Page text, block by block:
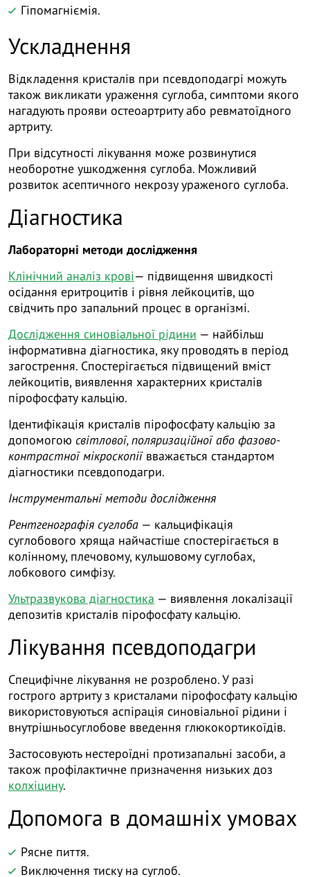
Гіпомагніємія.
Ускладнення
Відкладення кристалів при псевдоподагрі можуть
також викликати ураження суглоба, симптоми якого
нагадують прояви остеоартриту або ревматоїдного
артриту.
При відсутності лікування може розвинутися
необоротне ушкодження суглоба. Можливий
розвиток асептичного некрозу ураженого суглоба.
Діагностика
Лабораторні методи дослідження
Клінічний аналіз крові— підвищення швидкості
осідання еритроцитів і рівня лейкоцитів, що
свідчить про запальний процес в організмі.
Дослідження синовіальної рідини — найбільш
інформативна діагностика, яку проводять в період
загострення. Спостерігається підвищений вміст
лейкоцитів, виявлення характерних кристалів
пірофосфату кальцію.
Ідентифікація кристалів пірофосфату кальцію за
допомогою світлової, поляризаційної або фазово-
контрастної мікроскопіївважається стандартом
діагностики псевдоподагри.
Інструментальні методи дослідження
Рентгенографія суглоба — кальцифікація
суглобового хряща найчастіше спостерігається в
колінному, плечовому, кульшовому суглобах,
лобкового симфізу.
Ультразвукова діагностика — виявлення локалізації
депозитів кристалів пірофосфату кальцію.
Лікування псевдоподагри
Специфічне лікування не розроблено. У разі
гострого артриту з кристалами пірофосфату кальцію
використовуються аспірація синовіальної рідини і
внутрішньосуглобове введення глюкокортикоїдів.
Застосовують нестероїдні протизапальні засоби, а
також профілактичне призначення низьких доз
колхіцину.
Допомога в домашніх умовах
Рясне пиття.
Виключення тиску на суглоб.